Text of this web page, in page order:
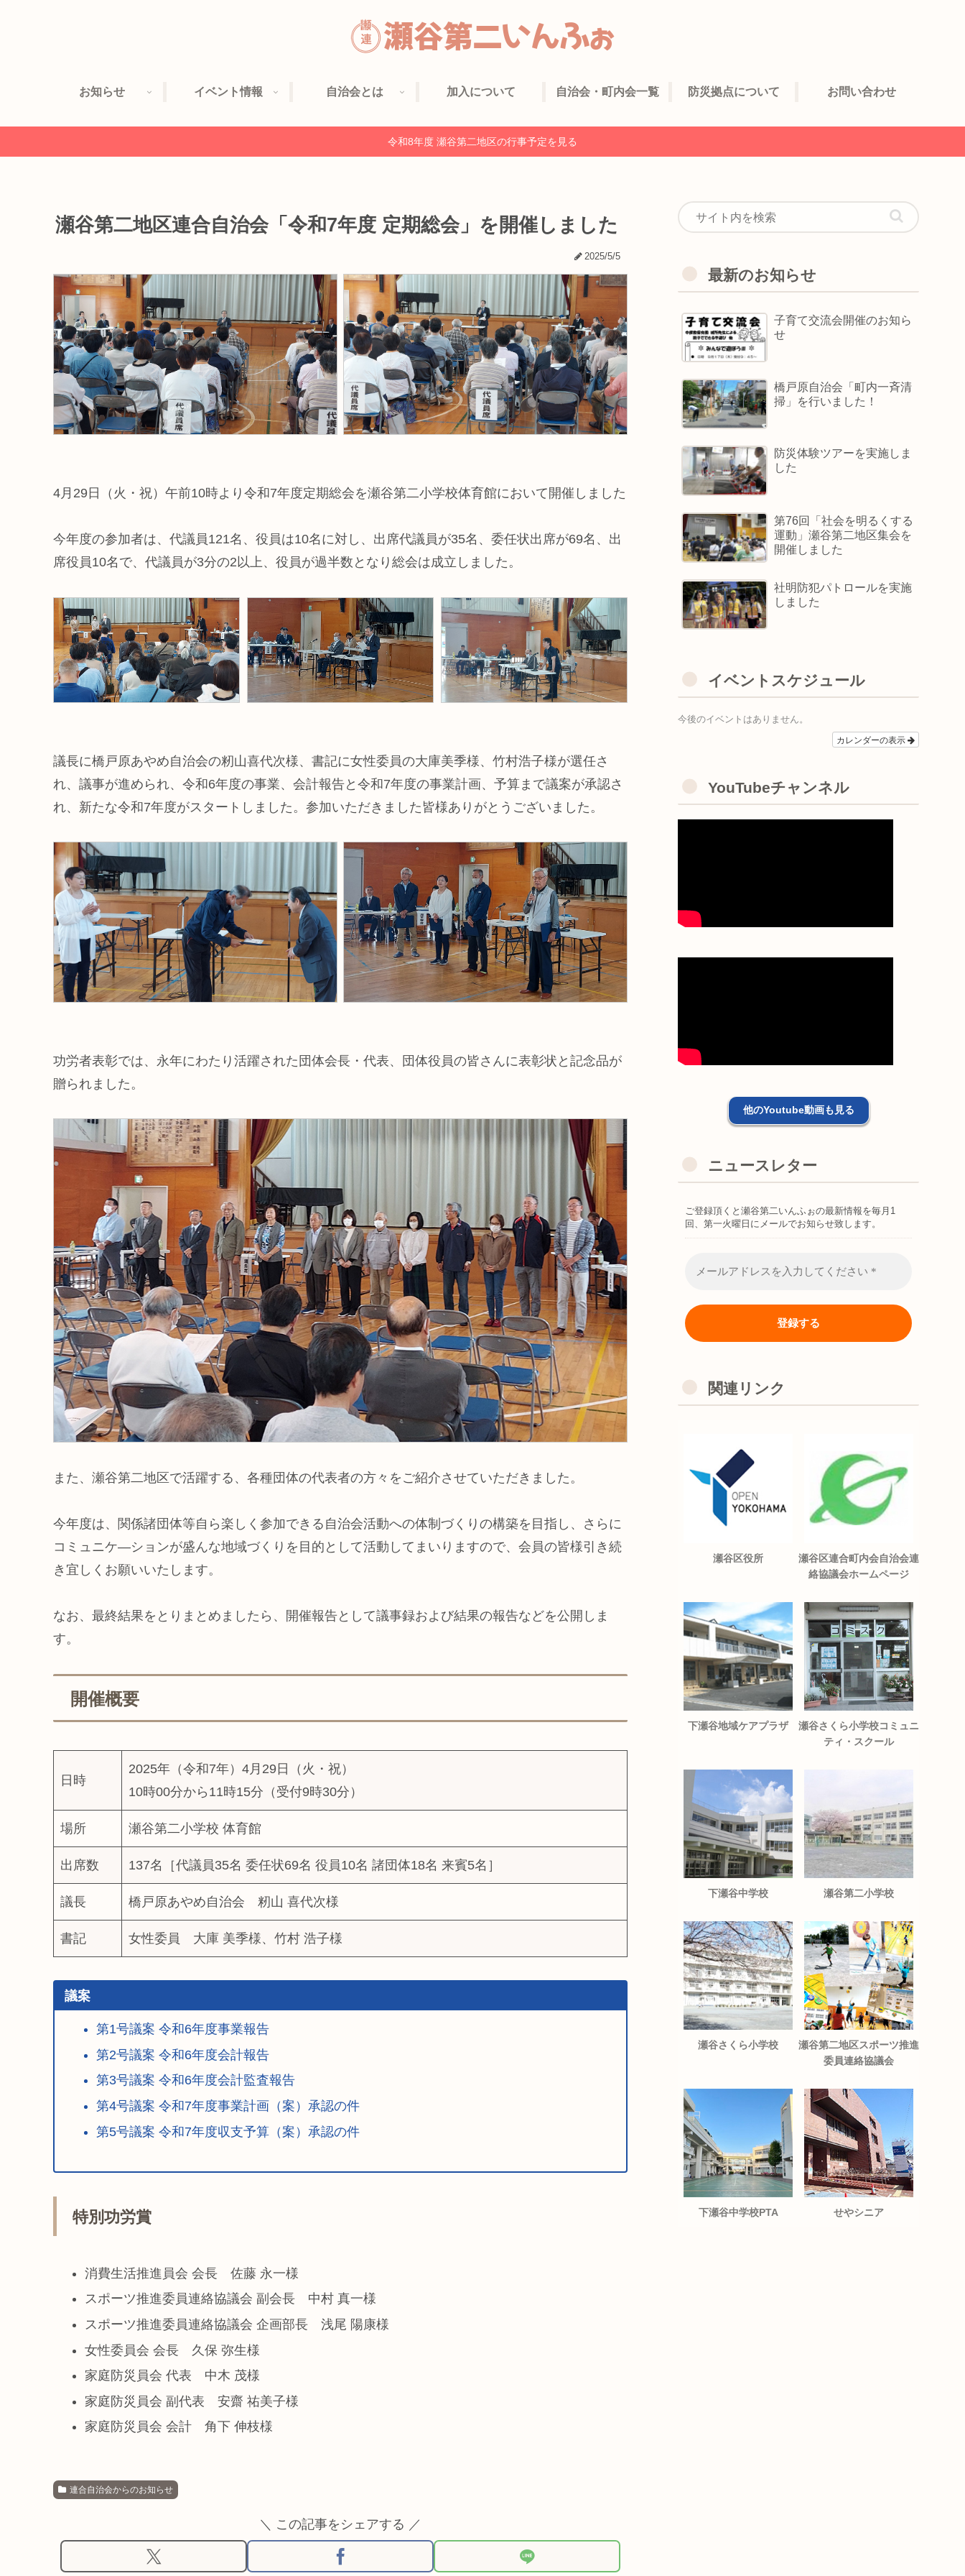
お知らせ イベント情報 自治会とは 加入について 自治会・町内会一覧 防災拠点について お問い合わせ
令和8年度 瀬谷第二地区の行事予定を見る
瀬谷第二地区連合自治会「令和7年度 定期総会」を開催しました
2025/5/5
4月29日（火・祝）午前10時より令和7年度定期総会を瀬谷第二小学校体育館において開催しました
今年度の参加者は、代議員121名、役員は10名に対し、出席代議員が35名、委任状出席が69名、出
席役員10名で、代議員が3分の2以上、役員が過半数となり総会は成立しました。
議長に橋戸原あやめ自治会の籾山喜代次様、書記に女性委員の大庫美季様、竹村浩子様が選任さ
れ、議事が進められ、令和6年度の事業、会計報告と令和7年度の事業計画、予算まで議案が承認さ
れ、新たな令和7年度がスタートしました。参加いただきました皆様ありがとうございました。
功労者表彰では、永年にわたり活躍された団体会長・代表、団体役員の皆さんに表彰状と記念品が
贈られました。
また、瀬谷第二地区で活躍する、各種団体の代表者の方々をご紹介させていただきました。
今年度は、関係諸団体等自ら楽しく参加できる自治会活動への体制づくりの構築を目指し、さらに
コミュニケ―ションが盛んな地域づくりを目的として活動してまいりますので、会員の皆様引き続
き宜しくお願いいたします。
なお、最終結果をとりまとめましたら、開催報告として議事録および結果の報告などを公開しま
す。
開催概要
日時
2025年（令和7年）4月29日（火・祝）
10時00分から11時15分（受付9時30分）
場所 瀬谷第二小学校 体育館
出席数 137名［代議員35名 委任状69名 役員10名 諸団体18名 来賓5名］
議長 橋戸原あやめ自治会 籾山 喜代次様
書記 女性委員 大庫 美季様、竹村 浩子様
議案
第1号議案 令和6年度事業報告
第2号議案 令和6年度会計報告
第3号議案 令和6年度会計監査報告
第4号議案 令和7年度事業計画（案）承認の件
第5号議案 令和7年度収支予算（案）承認の件
特別功労賞
消費生活推進員会 会長 佐藤 永一様
スポーツ推進委員連絡協議会 副会長 中村 真一様
スポーツ推進委員連絡協議会 企画部長 浅尾 陽康様
女性委員会 会長 久保 弥生様
家庭防災員会 代表 中木 茂様
家庭防災員会 副代表 安齋 祐美子様
家庭防災員会 会計 角下 伸枝様
連合自治会からのお知らせ
＼ この記事をシェアする ／
最新のお知らせ
子育て交流会開催のお知ら
せ
橋戸原自治会「町内一斉清
掃」を行いました！
防災体験ツアーを実施しま
した
第76回「社会を明るくする
運動」瀬谷第二地区集会を
開催しました
社明防犯パトロールを実施
しました
イベントスケジュール
今後のイベントはありません。
カレンダーの表示
YouTubeチャンネル
他のYoutube動画も見る
ニュースレター
ご登録頂くと瀬谷第二いんふぉの最新情報を毎月1
回、第一火曜日にメールでお知らせ致します。
関連リンク
瀬谷区役所
瀬谷区連合町内会自治会連
絡協議会ホームページ
下瀬谷地域ケアプラザ
瀬谷さくら小学校コミュニ
ティ・スクール
下瀬谷中学校 瀬谷第二小学校
瀬谷さくら小学校
瀬谷第二地区スポーツ推進
委員連絡協議会
下瀬谷中学校PTA せやシニア